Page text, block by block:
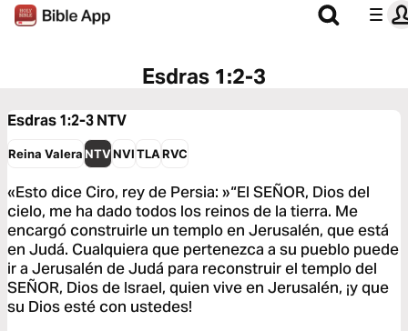
Esdras 1:2-3
Esdras 1:2-3NTV
Reina ValeraNTVNVITLARVC
«Esto dice Ciro, rey de Persia: »“El SEÑOR, Dios del
cielo, me ha dado todos los reinos de la tierra. Me
encargó construirle un templo en Jerusalén, que está
en Judá. Cualquiera que pertenezca a su pueblo puede
ir a Jerusalén de Judá para reconstruir el templo del
SEÑOR, Dios de Israel, quien vive en Jerusalén, ¡y que
su Dios esté con ustedes!